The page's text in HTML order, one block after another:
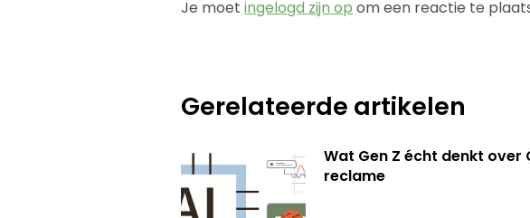
Je moetingelogd zijn op om een reactie te
Gerelateerde artikelen
Wat Gen Z écht denkt over
reclame